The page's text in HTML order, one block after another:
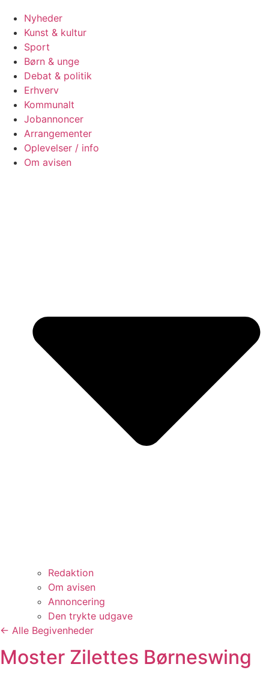
Nyheder
Kunst & kultur
Sport
Børn & unge
Debat & politik
Erhverv
Kommunalt
Jobannoncer
Arrangementer
Oplevelser / info
Om avisen
Redaktion
Om avisen
Annoncering
Den trykte udgave
← Alle Begivenheder
Moster Zilettes Børneswing